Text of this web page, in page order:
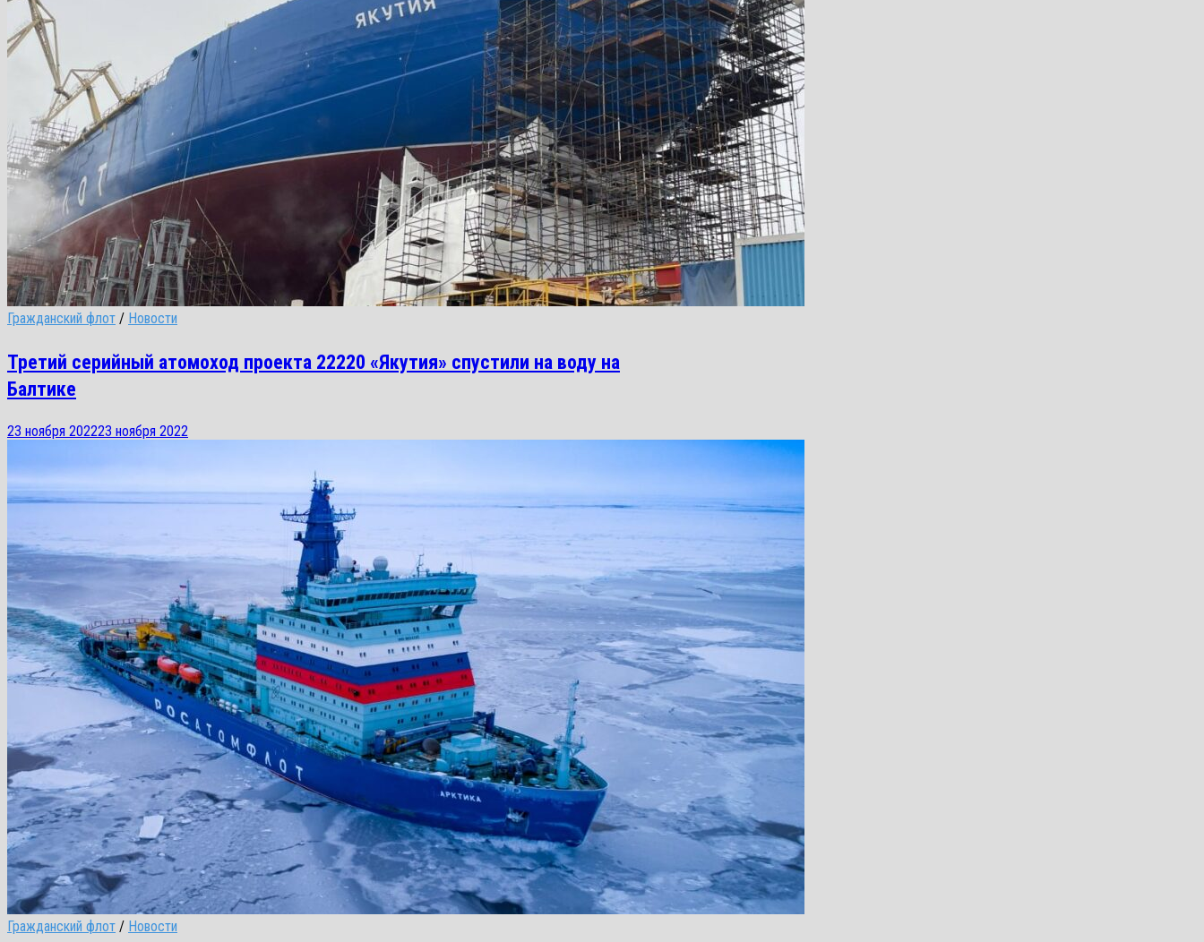
Гражданский флот / Новости
Третий серийный атомоход проекта 22220 «Якутия» спустили на воду на
Балтике
23 ноября 202223 ноября 2022
Гражданский флот / Новости